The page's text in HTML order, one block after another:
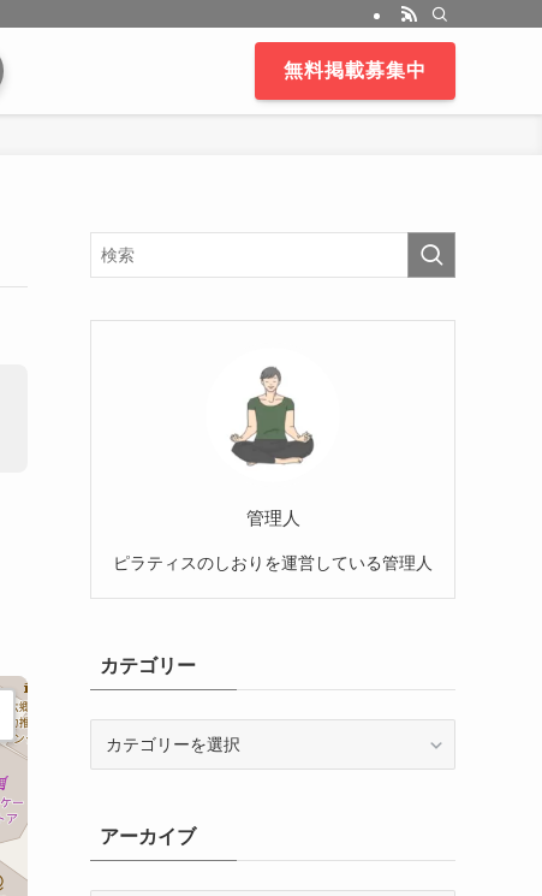
無料掲載募集中
管理人
ピラティスのしおりを運営している管理人
カテゴリー
ーアーカイブ